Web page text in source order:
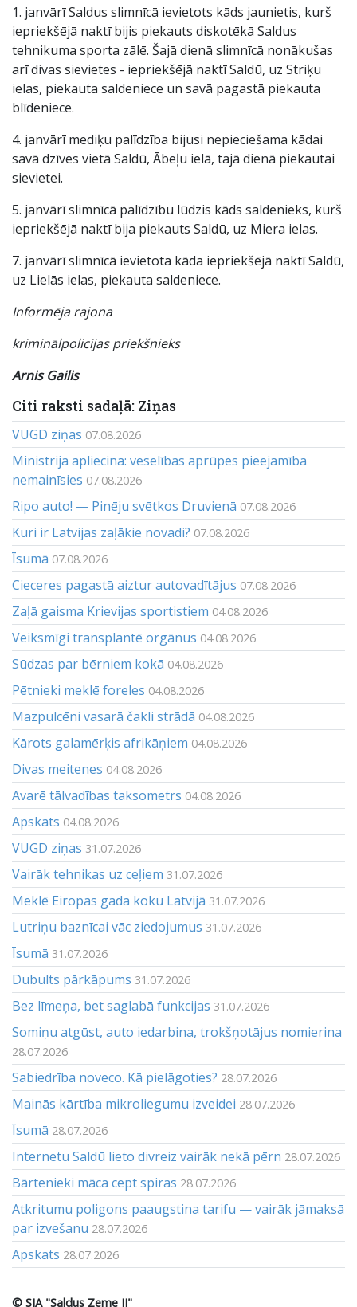
1. janvārī Saldus slimnīcā ievietots kāds jaunietis, kurš
iepriekšējā naktī bijis piekauts diskotēkā Saldus
tehnikuma sporta zālē. Šajā dienā slimnīcā nonākušas
arī divas sievietes - iepriekšējā naktī Saldū, uz Striķu
ielas, piekauta saldeniece un savā pagastā piekauta
blīdeniece.
4. janvārī mediķu palīdzība bijusi nepieciešama kādai
savā dzīves vietā Saldū, Ābeļu ielā, tajā dienā piekautai
sievietei.
5. janvārī slimnīcā palīdzību lūdzis kāds saldenieks, kurš
iepriekšējā naktī bija piekauts Saldū, uz Miera ielas.
7. janvārī slimnīcā ievietota kāda iepriekšējā naktī Saldū,
uz Lielās ielas, piekauta saldeniece.
Informēja rajona
kriminālpolicijas priekšnieks
Arnis Gailis
Citi raksti sadaļā: Ziņas
VUGD ziņas 07.08.2026
Ministrija apliecina: veselības aprūpes pieejamība
nemainīsies 07.08.2026
Ripo auto! — Pinēju svētkos Druvienā 07.08.2026
Kuri ir Latvijas zaļākie novadi? 07.08.2026
Īsumā 07.08.2026
Cieceres pagastā aiztur autovadītājus 07.08.2026
Zaļā gaisma Krievijas sportistiem 04.08.2026
Veiksmīgi transplantē orgānus 04.08.2026
Sūdzas par bērniem kokā 04.08.2026
Pētnieki meklē foreles 04.08.2026
Mazpulcēni vasarā čakli strādā 04.08.2026
Kārots galamērķis afrikāņiem 04.08.2026
Divas meitenes 04.08.2026
Avarē tālvadības taksometrs 04.08.2026
Apskats 04.08.2026
VUGD ziņas 31.07.2026
Vairāk tehnikas uz ceļiem 31.07.2026
Meklē Eiropas gada koku Latvijā 31.07.2026
Lutriņu baznīcai vāc ziedojumus 31.07.2026
Īsumā 31.07.2026
Dubults pārkāpums 31.07.2026
Bez līmeņa, bet saglabā funkcijas 31.07.2026
Somiņu atgūst, auto iedarbina, trokšņotājus nomierina
28.07.2026
Sabiedrība noveco. Kā pielāgoties? 28.07.2026
Mainās kārtība mikroliegumu izveidei 28.07.2026
Īsumā 28.07.2026
Internetu Saldū lieto divreiz vairāk nekā pērn 28.07.2026
Bārtenieki māca cept spiras 28.07.2026
Atkritumu poligons paaugstina tarifu — vairāk jāmaksā
par izvešanu 28.07.2026
Apskats 28.07.2026
© SIA "Saldus Zeme II"